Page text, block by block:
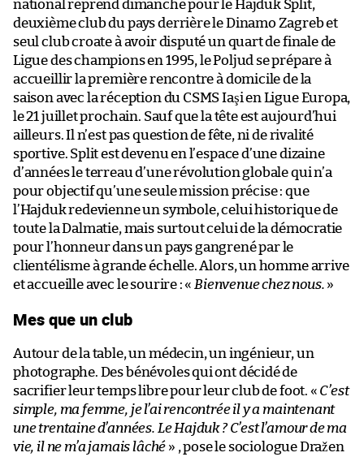
national reprend dimanche pour le Hajduk Split,
deuxième club du pays derrière le Dinamo Zagreb et
seul club croate à avoir disputé un quart de finale de
Ligue des champions en 1995, le Poljud se prépare à
accueillir la première rencontre à domicile de la
saison avec la réception du CSMS Iaşi en Ligue Europa,
le 21 juillet prochain. Sauf que la tête est aujourd’hui
ailleurs. Il n’est pas question de fête, ni de rivalité
sportive. Split est devenu en l’espace d’une dizaine
d’années le terreau d’une révolution globale qui n’a
pour objectif qu’une seule mission précise : que
l’Hajduk redevienne un symbole, celui historique de
toute la Dalmatie, mais surtout celui de la démocratie
pour l’honneur dans un pays gangrené par le
clientélisme à grande échelle. Alors, un homme arrive
et accueille avec le sourire : « Bienvenue chez nous. »
Mes que un club
Autour de la table, un médecin, un ingénieur, un
photographe. Des bénévoles qui ont décidé de
sacrifier leur temps libre pour leur club de foot. « C’est
simple, ma femme, je l’ai rencontrée il y a maintenant
une trentaine d’années. Le Hajduk ? C’est l’amour de ma
vie, il ne m’a jamais lâché » , pose le sociologue Dražen